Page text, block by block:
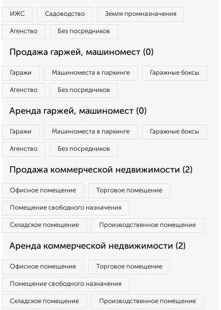
ИЖС Садоводство Земля промназначения
Агенство Без посредников
Продажа гаржей, машиномест (0)
Гаражи Машиноместа в паркинге Гаражные боксы
Агенство Без посредников
Аренда гаржей, машиномест (0)
Гаражи Машиноместа в паркинге Гаражные боксы
Агенство Без посредников
Продажа коммерческой недвижимости (2)
Офисное помещение Торговое помещение
Помещение свободного назначения
Складское помещение Производственное помещение
Аренда коммерческой недвижимости (2)
Офисное помещение Торговое помещение
Помещение свободного назначения
Складское помещение Производственное помещение